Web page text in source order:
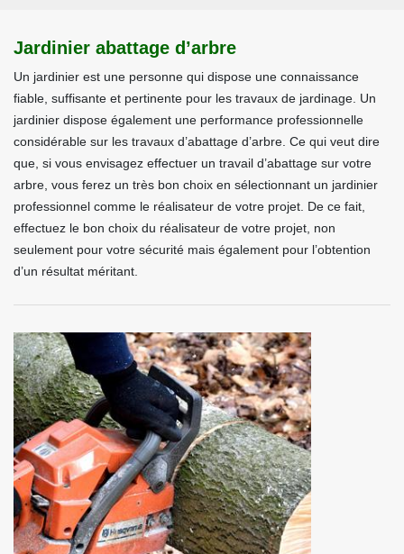
Jardinier abattage d’arbre
Un jardinier est une personne qui dispose une connaissance
fiable, suffisante et pertinente pour les travaux de jardinage. Un
jardinier dispose également une performance professionnelle
considérable sur les travaux d’abattage d’arbre. Ce qui veut dire
que, si vous envisagez effectuer un travail d’abattage sur votre
arbre, vous ferez un très bon choix en sélectionnant un jardinier
professionnel comme le réalisateur de votre projet. De ce fait,
effectuez le bon choix du réalisateur de votre projet, non
seulement pour votre sécurité mais également pour l’obtention
d’un résultat méritant.